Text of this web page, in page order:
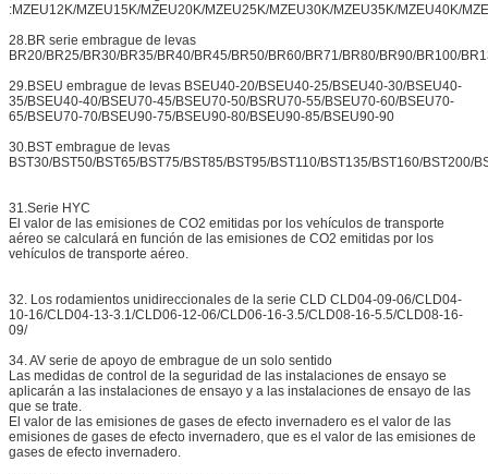
:MZEU12K/MZEU15K/MZEU20K/MZEU25K/MZEU30K/MZEU35K/MZEU40K/
28.BR serie embrague de levas
BR20/BR25/BR30/BR35/BR40/BR45/BR50/BR60/BR71/BR80/BR90/BR100/
29.BSEU embrague de levas BSEU40-20/BSEU40-25/BSEU40-30/BSEU40-
35/BSEU40-40/BSEU70-45/BSEU70-50/BSRU70-55/BSEU70-60/BSEU70-
65/BSEU70-70/BSEU90-75/BSEU90-80/BSEU90-85/BSEU90-90
30.BST embrague de levas
BST30/BST50/BST65/BST75/BST85/BST95/BST110/BST135/BST160/
31.Serie HYC
El valor de las emisiones de CO2 emitidas por los vehículos de transporte
aéreo se calculará en función de las emisiones de CO2 emitidas por los
vehículos de transporte aéreo.
32. Los rodamientos unidireccionales de la serie CLD CLD04-09-06/CLD04-
10-16/CLD04-13-3.1/CLD06-12-06/CLD06-16-3.5/CLD08-16-5.5/CLD08-16-
09/
34. AV serie de apoyo de embrague de un solo sentido
Las medidas de control de la seguridad de las instalaciones de ensayo se
aplicarán a las instalaciones de ensayo y a las instalaciones de ensayo de las
que se trate.
El valor de las emisiones de gases de efecto invernadero es el valor de las
emisiones de gases de efecto invernadero, que es el valor de las emisiones de
gases de efecto invernadero.